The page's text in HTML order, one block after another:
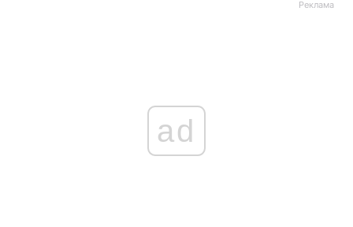
Реклама
ad